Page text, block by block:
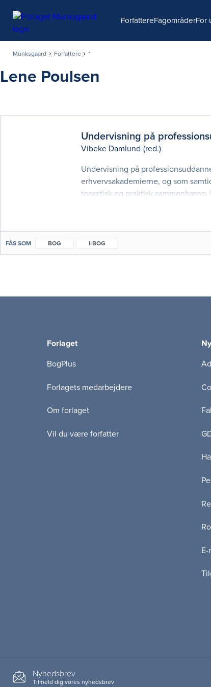
ForfattereFagområderFor
Munksgaard Forfattere *
Lene Poulsen
Undervisning på
Vibeke Damlund (red.)
Undervisning på
erhvervsakademierne, og som
teoretisk og praktisk
FÅS SOM BOG I-BOG
Forlaget
BogPlus
Forlagets medarbejdere
Om forlaget
Vil du være forfatter
Nyhedsbrev
Tilmeld dig vores nyhedsbrev